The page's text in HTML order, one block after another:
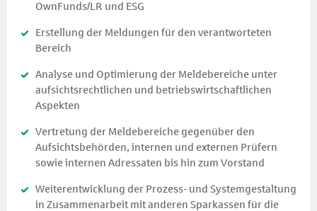
OwnFunds/LR und ESG
Erstellung der Meldungen für den verantworteten
Bereich
Analyse und Optimierung der Meldebereiche unter
aufsichtsrechtlichen und betriebswirtschaftlichen
Aspekten
Vertretung der Meldebereiche gegenüber den
Aufsichtsbehörden, internen und externen Prüfern
sowie internen Adressaten bis hin zum Vorstand
Weiterentwicklung der Prozess- und Systemgestaltung
in Zusammenarbeit mit anderen Sparkassen für die